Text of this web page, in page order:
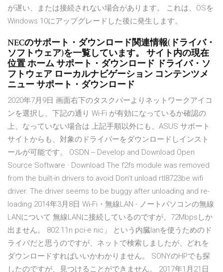
が遅い、または接続されない場合があります。 これは、OSを
Windows 10にアップグレードした後に発生します。
NECのサポート・ダウンロード関連情報(ドライバ・
ソフトウェア)を一覧しています。 サイト内の現在
位置 ホーム サポート・ダウンロード ドライバ・ソ
フトウェア ローカルナビゲーション コンテンツメ
ニュー サポート・ダウンロード
2020年7月9日 画面右下のタスクバーよりネットワークアイコ
ンを選択し、下記の通り Wi-Fi が有効になっているか確認の
上、なっていない場合は 上記手順以外にも、ASUS サポート
サイトからも、対象のドライバーをダウンロードしインスト
ールが可能です。 OSDN -- Develop and Download Open
Source Software · Download The f2fs module was removed
from the built-in drivers to avoid Don't unload rtl8723be wifi
driver. The driver seems to be buggy after unloading and re-
loading 2014年3月8日 Wi-Fi・無線LAN - ノートパソコンの無線
LANについて 無線LANに接続しているのですが、72Mbpsしか
出ません。 802.11n pci-e nic」 という内臓lanを使うためのド
ライバだと思うのですが、ネットで検索しましたが、どれを
ダウンロードすればいいかわかりません。 SONYのHPでも探
したのですが、見つけることができません。 2017年1月21日